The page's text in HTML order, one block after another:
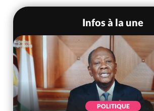
Infos à la une
POLITIQUE